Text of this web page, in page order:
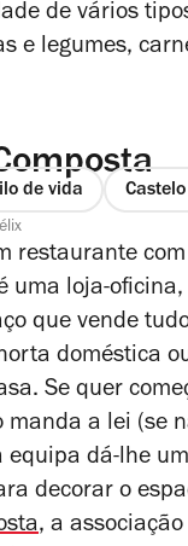
de vários
e legumes,
de vida
restaurante
uma loja-
que vende
doméstica
Se quer
manda a lei (se
equipa dá-lhe
decorar o
, a